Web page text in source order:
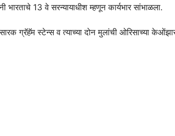
भारताचे 13 वे सरन्यायाधीश म्हणून कार्यभार सांभाळला.
ग्रॅहॅम स्टेन्स व त्याच्या दोन मुलांची ओरिसाच्या केओंझार